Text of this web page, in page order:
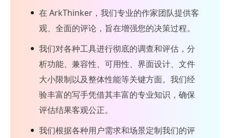
在 ArkThinker，我们专业的作家团队提供客
观、全面的评论，旨在增强您的决策过程。
我们对各种工具进行彻底的调查和评估，分
析功能、兼容性、可用性、界面设计、文件
大小限制以及整体性能等关键方面。我们经
验丰富的写手凭借其丰富的专业知识，确保
评估结果客观公正。
我们根据各种用户需求和场景定制我们的评